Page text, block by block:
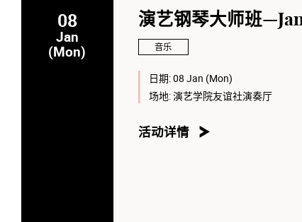
08
Jan
(Mon)
演艺钢琴大师班
音乐
日期:08 Jan (Mon)
场地:演艺学院友谊社演奏厅
活动详情